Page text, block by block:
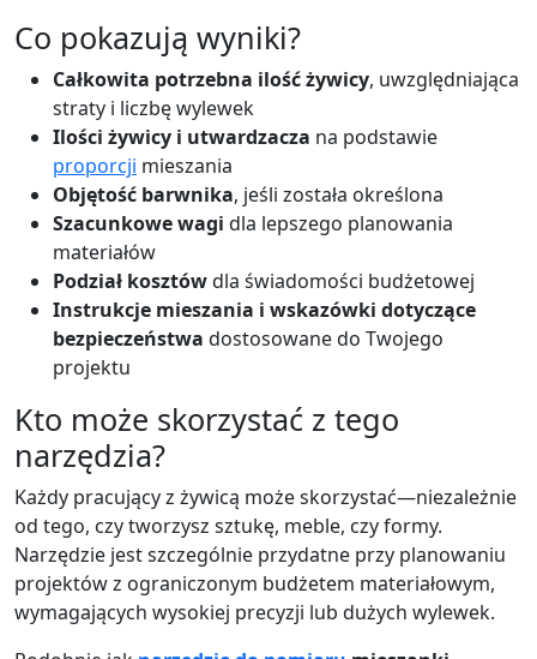
Co pokazują wyniki?
Całkowita potrzebna ilość żywicy, uwzględniająca
straty i liczbę wylewek
Ilości żywicy i utwardzacza na podstawie
proporcji mieszania
Objętość barwnika, jeśli została określona
Szacunkowe wagi dla lepszego planowania
materiałów
Podział kosztówdla świadomości budżetowej
Instrukcje mieszania i wskazówki dotyczące
bezpieczeństwa dostosowane do Twojego
projektu
Kto może skorzystać z tego
narzędzia?
Każdy pracujący z żywicą może skorzystać—niezależnie
od tego, czy tworzysz sztukę, meble, czy formy.
Narzędzie jest szczególnie przydatne przy planowaniu
projektów z ograniczonym budżetem materiałowym,
wymagających wysokiej precyzji lub dużych wylewek.